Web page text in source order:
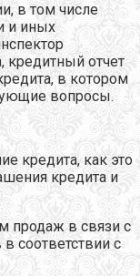
в том числе
и иных
кредитный отчет
в котором
вопросы.
кредита, как это
кредита и
продаж в связи с
соответствии с